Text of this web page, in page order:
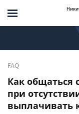
FAQ
Как общаться
при
выплачивать